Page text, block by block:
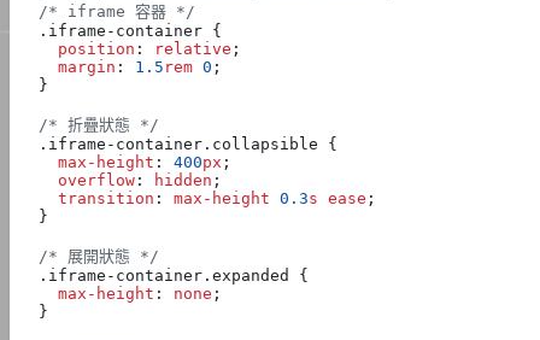
/* iframe 容器 */
. iframe-container {
position : relative ;
margin : 1.5 rem 0 ;
}
/* 折疊狀態 */
. iframe-container . collapsible
{
max-height : 400px ;
overflow : hidden ;
transition : max-height 0.3s ease ;
}
/* 展開狀態 */
. iframe-container . expanded
{
max-height : none ;
}